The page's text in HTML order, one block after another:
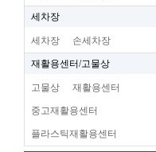
세차장
세차장 손세차장
재활용센터/고물상
고물상 재활용센터
중고재활용센터
플라스틱재활용센터